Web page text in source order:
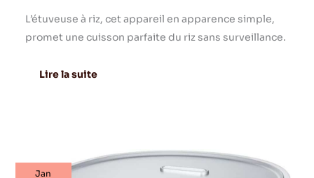
L’étuveuse à riz, cet appareil en apparence simple,
promet une cuisson parfaite du riz sans surveillance.
Lire la suite
Jan
Test